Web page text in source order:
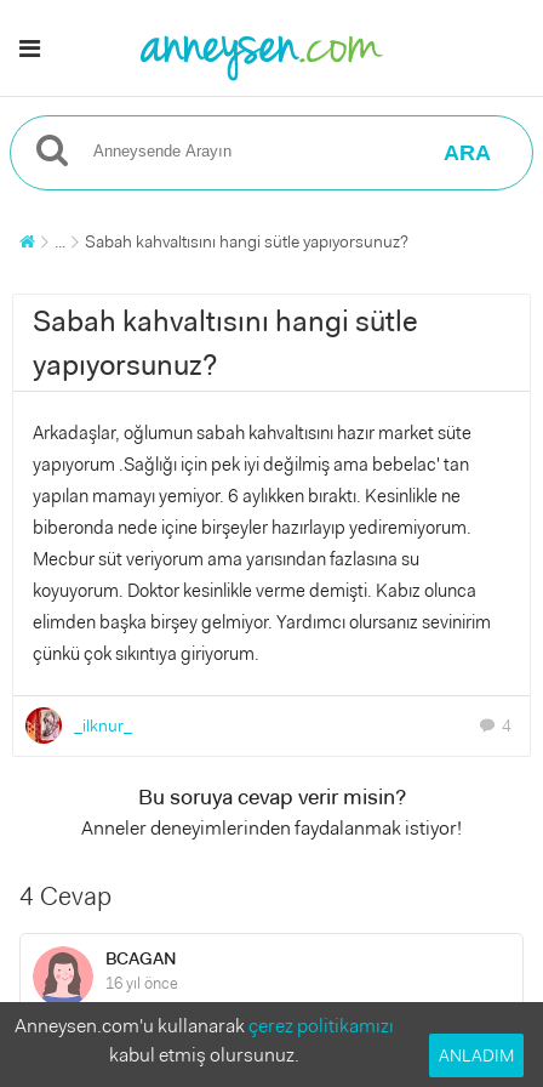
ARA
... Sabah kahvaltısını hangi sütle yapıyorsunuz?
Sabah kahvaltısını hangi sütle
yapıyorsunuz?
Arkadaşlar, oğlumun sabah kahvaltısını hazır market süte
yapıyorum .Sağlığı için pek iyi değilmiş ama bebelac' tan
yapılan mamayı yemiyor. 6 aylıkken bıraktı. Kesinlikle ne
biberonda nede içine birşeyler hazırlayıp yediremiyorum.
Mecbur süt veriyorum ama yarısından fazlasına su
koyuyorum. Doktor kesinlikle verme demişti. Kabız olunca
elimden başka birşey gelmiyor. Yardımcı olursanız sevinirim
çünkü çok sıkıntıya giriyorum.
_ilknur_ chat 4
Bu soruya cevap verir misin?
Anneler deneyimlerinden faydalanmak istiyor!
4 Cevap
BCAGAN
16 yıl önce
ben pirinç ununu pişirip içine devam sütü,pekmez,yumurta
Anneysen.com'u kullanarakçerez politikamızı
kabul etmiş olursunuz.
ANLADIM